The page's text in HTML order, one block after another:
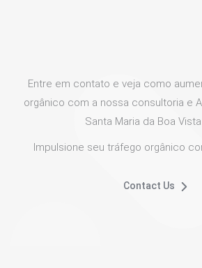
Entre em contato e veja como
orgânico com a nossa consultoria e
Santa Maria da Boa
Impulsione seu tráfego orgânico
Contact Us